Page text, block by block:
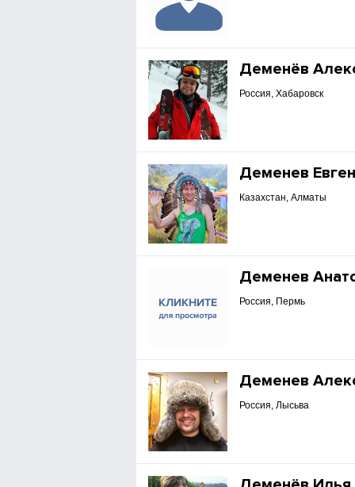
Деменёв
Россия, Хабаровск
Деменев
Казахстан, Алматы
Деменев
Россия, Пермь
Деменев
Россия, Лысьва